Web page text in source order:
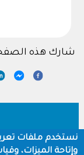
شارك هذه
نستخدم ملفات تعريف
وإتاحة الميزات،